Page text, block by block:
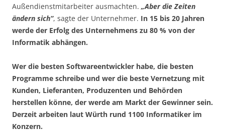
Außendienstmitarbeiter ausmachten. „Aber die Zeiten
ändern sich“, sagte der Unternehmer. In 15 bis 20 Jahren
werde der Erfolg des Unternehmens zu 80 % von der
Informatik abhängen.
Wer die besten Softwareentwickler habe, die besten
Programme schreibe und wer die beste Vernetzung mit
Kunden, Lieferanten, Produzenten und Behörden
herstellen könne, der werde am Markt der Gewinner sein.
Derzeit arbeiten laut Würth rund 1100 Informatiker im
Konzern.